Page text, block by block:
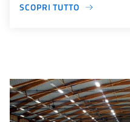
SCOPRI TUTTO